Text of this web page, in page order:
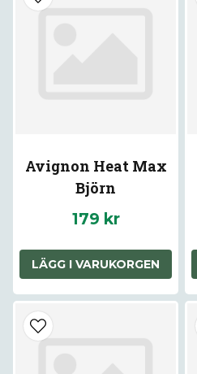
Avignon Heat Max
Björn
179 kr
LÄGG I VARUKORGEN